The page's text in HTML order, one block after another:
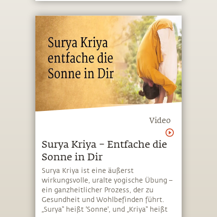
Video
Surya Kriya – Entfache die
Sonne in Dir
Surya Kriya ist eine äußerst
wirkungsvolle, uralte yogische Übung –
ein ganzheitlicher Prozess, der zu
Gesundheit und Wohlbefinden führt.
„Surya“ heißt 'Sonne', und „Kriya“ heißt